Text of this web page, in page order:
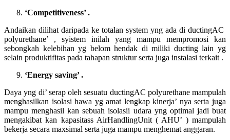
‘Competitiveness’ .
Andaikan dilihat daripada ke totalan system yng ada di ductingAC
polyurethane’ , syistem inilah yang mampu mempromosi kan
sebongkah kelebihan yg belom hendak di miliki ducting lain yg
selain produktifitas pada tahapan struktur serta juga instalasi terkait .
‘Energy saving’ .
Daya yng di’ serap oleh sesuatu ductingAC polyurethane mampulah
menghasilkan isolasi hawa yg amat lengkap kinerja’ nya serta juga
mampu menghasil kan sebuah isolasii udara yng optimal jadi buat
mengakibat kan kapasitass AirHandlingUnit ( AHU’ ) mampulah
bekerja secara maxsimal serta juga mampu menghemat anggaran.